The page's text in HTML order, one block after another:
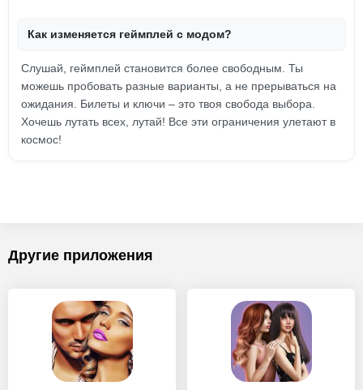
Как изменяется геймплей с модом?
Слушай, геймплей становится более свободным. Ты
можешь пробовать разные варианты, а не прерываться на
ожидания. Билеты и ключи – это твоя свобода выбора.
Хочешь лутать всех, лутай! Все эти ограничения улетают в
космос!
Другие приложения